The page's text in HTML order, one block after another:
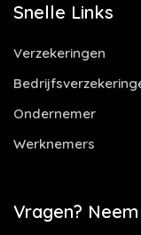
Snelle Links
Verzekeringen
Ondernemer
Werknemers
Vragen?